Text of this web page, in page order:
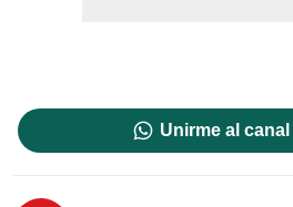
Unirme al